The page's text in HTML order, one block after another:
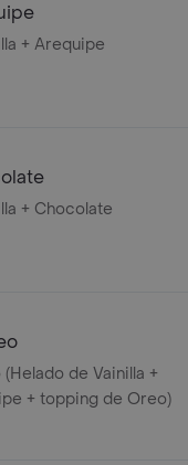
+ Arequipe
+ Chocolate
de Vainilla +
+ topping de Oreo)